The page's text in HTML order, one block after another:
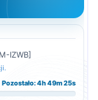
IZWB]
Pozostało: 4h 49m 24s